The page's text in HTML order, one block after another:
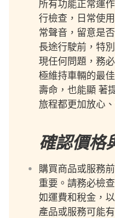
所有功能正常運
行檢查，日常使
常聲音，留意是
長途行駛前，特
現任何問題，務
極維持車輛的最
壽命，也能顯 著
旅程都更加放心
確認價格
購買商品或服務
重要。請務必檢
如運費和稅金，
產品或服務可能